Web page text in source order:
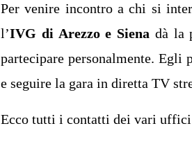
Per venire incontro a chi si
l’IVG di Arezzo e Siena dà la
partecipare personalmente.
e seguire la gara in diretta TV
Ecco tutti i contatti dei vari